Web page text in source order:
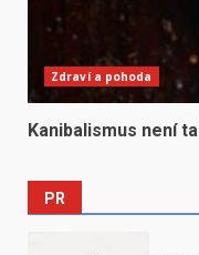
Zdraví a pohoda
Kanibalismus není
PR